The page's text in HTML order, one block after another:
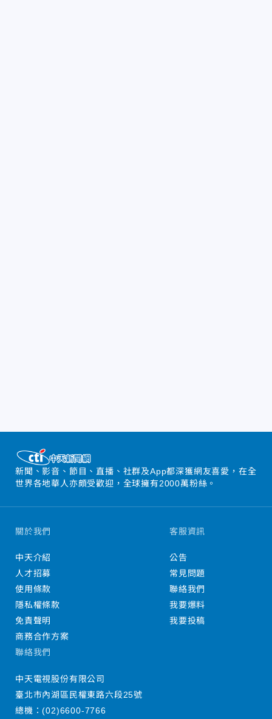
新聞、影音、節目、直播、社群及App都深獲網友喜愛，在全
世界各地華人亦頗受歡迎，全球擁有2000萬粉絲。
關於我們
中天介紹
人才招募
使用條款
隱私權條款
免責聲明
商務合作方案
客服資訊
公告
常見問題
聯絡我們
我要爆料
我要投稿
聯絡我們
中天電視股份有限公司
臺北市內湖區民權東路六段25號
總機：(02)6600-7766